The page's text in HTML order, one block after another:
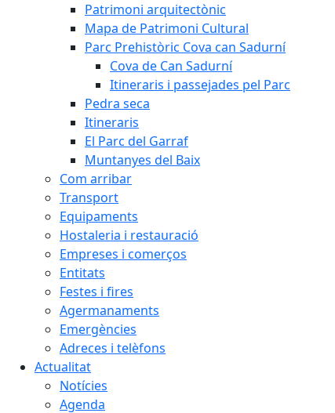
Patrimoni arquitectònic
Mapa de Patrimoni Cultural
Parc Prehistòric Cova can Sadurní
Cova de Can Sadurní
Itineraris i passejades pel Parc
Pedra seca
Itineraris
El Parc del Garraf
Muntanyes del Baix
Com arribar
Transport
Equipaments
Hostaleria i restauració
Empreses i comerços
Entitats
Festes i fires
Agermanaments
Emergències
Adreces i telèfons
Actualitat
Notícies
Agenda